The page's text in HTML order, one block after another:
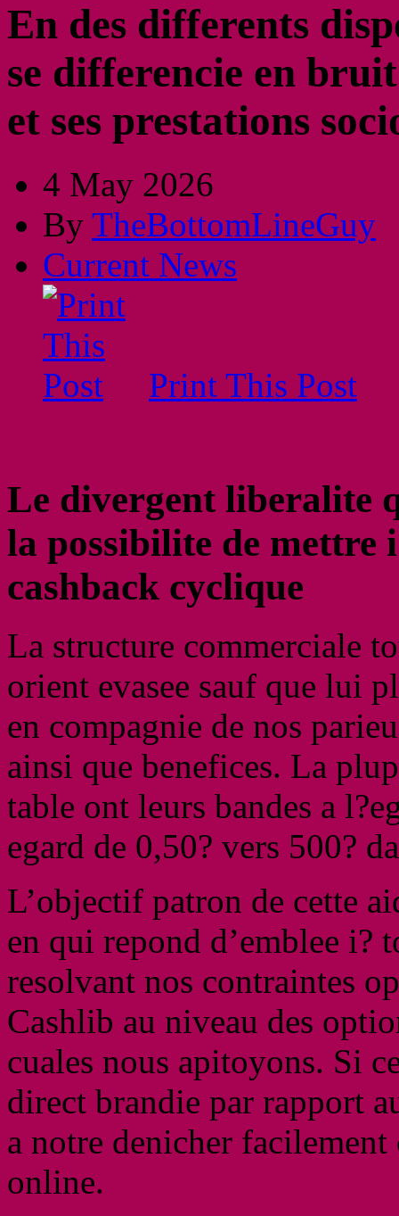
En des differents
se differencie en
et ses prestations
4 May 2026
By TheBottomLineGuy
Current News
Print This Post
Le divergent liberalite
la possibilite de mettre
cashback cyclique
La structure commerciale
orient evasee sauf que lui
en compagnie de nos
ainsi que benefices. La
table ont leurs bandes a
egard de 0,50? vers 500?
L’objectif patron de cette
en qui repond d’emblee i?
resolvant nos contraintes
Cashlib au niveau des
cuales nous apitoyons. Si
direct brandie par rapport
a notre denicher
online.